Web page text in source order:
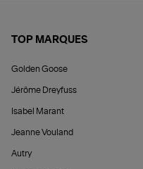
TOP MARQUES
Golden Goose
Jérôme Dreyfuss
Isabel Marant
Jeanne Vouland
Autry